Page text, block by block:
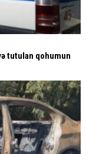
tutulan qohumun